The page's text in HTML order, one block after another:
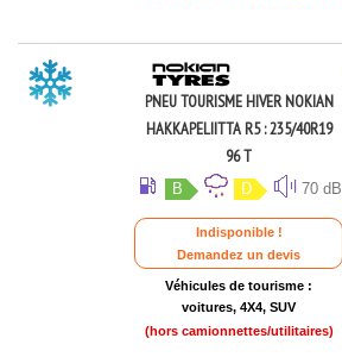
PNEU TOURISME HIVER NOKIAN
HAKKAPELIITTA R5 : 235/40R19
96 T
B D 70 dB
Indisponible !
Demandez un devis
Véhicules de tourisme :
voitures, 4X4, SUV
(hors camionnettes/utilitaires)